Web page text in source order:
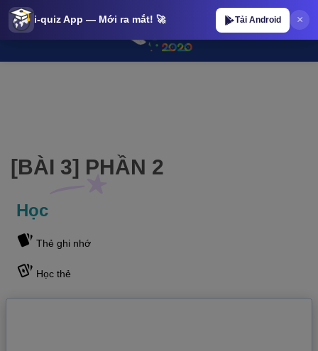
[BÀI 3] PHẦN 2 | iQuiz@stop [BÀI 3] PHẦN 2 | iQuiz@stop
[BÀI 3] PHẦN 2
Học
Thẻ ghi nhớ
Học thẻ
i-quiz App — Mới ra mắt! 🚀 Tải Android ×